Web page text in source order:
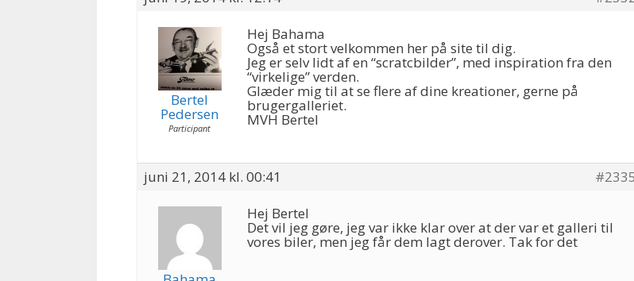
Bertel
Pedersen
Participant
Hej Bahama
Også et stort velkommen her på site til dig.
Jeg er selv lidt af en “scratcbilder”, med inspiration fra den
“virkelige” verden.
Glæder mig til at se flere af dine kreationer, gerne på
brugergalleriet.
MVH Bertel
juni 21, 2014 kl. 00:41
Hej Bertel
Det vil jeg gøre, jeg var ikke klar over at der var et galleri til
vores biler, men jeg får dem lagt derover. Tak for det